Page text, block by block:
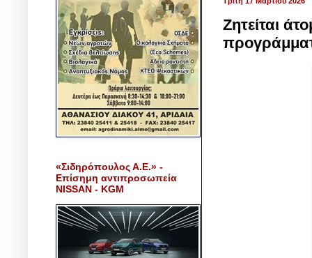
Ζητείται
«Σιδηρόπουλος Α.Ε.» -
Επίσημη αντιπροσωπεία
NISSAN - KGM